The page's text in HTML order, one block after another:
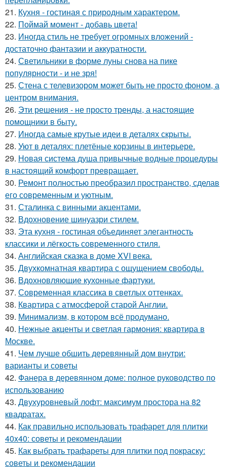
21. Кухня - гостиная с природным характером.
22. Поймай момент - добавь цвета!
23. Иногда стиль не требует огромных вложений -
достаточно фантазии и аккуратности.
24. Светильники в форме луны снова на пике
популярности - и не зря!
25. Стена с телевизором может быть не просто фоном, а
центром внимания.
26. Эти решения - не просто тренды, а настоящие
помощники в быту.
27. Иногда самые крутые идеи в деталях скрыты.
28. Уют в деталях: плетёные корзины в интерьере.
29. Новая система душа привычные водные процедуры
в настоящий комфорт превращает.
30. Ремонт полностью преобразил пространство, сделав
его современным и уютным.
31. Сталинка с винными акцентами.
32. Вдохновение шинуазри стилем.
33. Эта кухня - гостиная объединяет элегантность
классики и лёгкость современного стиля.
34. Английская сказка в доме XVI века.
35. Двухкомнатная квартира с ощущением свободы.
36. Вдохновляющие кухонные фартуки.
37. Современная классика в светлых оттенках.
38. Квартира с атмосферой старой Англии.
39. Минимализм, в котором всё продумано.
40. Нежные акценты и светлая гармония: квартира в
Москве.
41. Чем лучше обшить деревянный дом внутри:
варианты и советы
42. Фанера в деревянном доме: полное руководство по
использованию
43. Двухуровневый лофт: максимум простора на 82
квадратах.
44. Как правильно использовать трафарет для плитки
40x40: советы и рекомендации
45. Как выбрать трафареты для плитки под покраску:
советы и рекомендации